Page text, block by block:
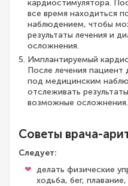
кардиостимулятора.
все время находиться
наблюдением, чтобы
результаты лечения и
осложнения.
Имплантируемый
После лечения пациент
под медицинским
отслеживать
возможные осложнения.
Советы врача-
Следует:
делать физические
ходьба, бег,